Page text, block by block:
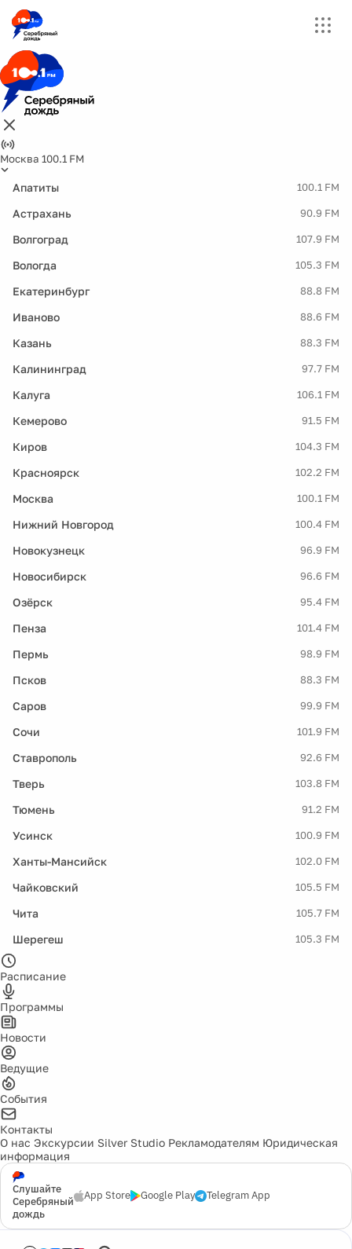
Москва 100.1 FM
Апатиты 100.1 FM
Астрахань 90.9 FM
Волгоград 107.9 FM
Вологда 105.3 FM
Екатеринбург 88.8 FM
Иваново 88.6 FM
Казань 88.3 FM
Калининград 97.7 FM
Калуга 106.1 FM
Кемерово 91.5 FM
Киров 104.3 FM
Красноярск 102.2 FM
Москва 100.1 FM
Нижний Новгород 100.4 FM
Новокузнецк 96.9 FM
Новосибирск 96.6 FM
Озёрск 95.4 FM
Пенза 101.4 FM
Пермь 98.9 FM
Псков 88.3 FM
Саров 99.9 FM
Сочи 101.9 FM
Ставрополь 92.6 FM
Тверь 103.8 FM
Тюмень 91.2 FM
Усинск 100.9 FM
Ханты-Мансийск 102.0 FM
Чайковский 105.5 FM
Чита 105.7 FM
Шерегеш 105.3 FM
Расписание
Программы
Новости
Ведущие
События
Контакты
О нас Экскурсии Silver Studio Рекламодателям Юридическая
информация
Слушайте
Серебряный
дождь
App Store Google Play Telegram App